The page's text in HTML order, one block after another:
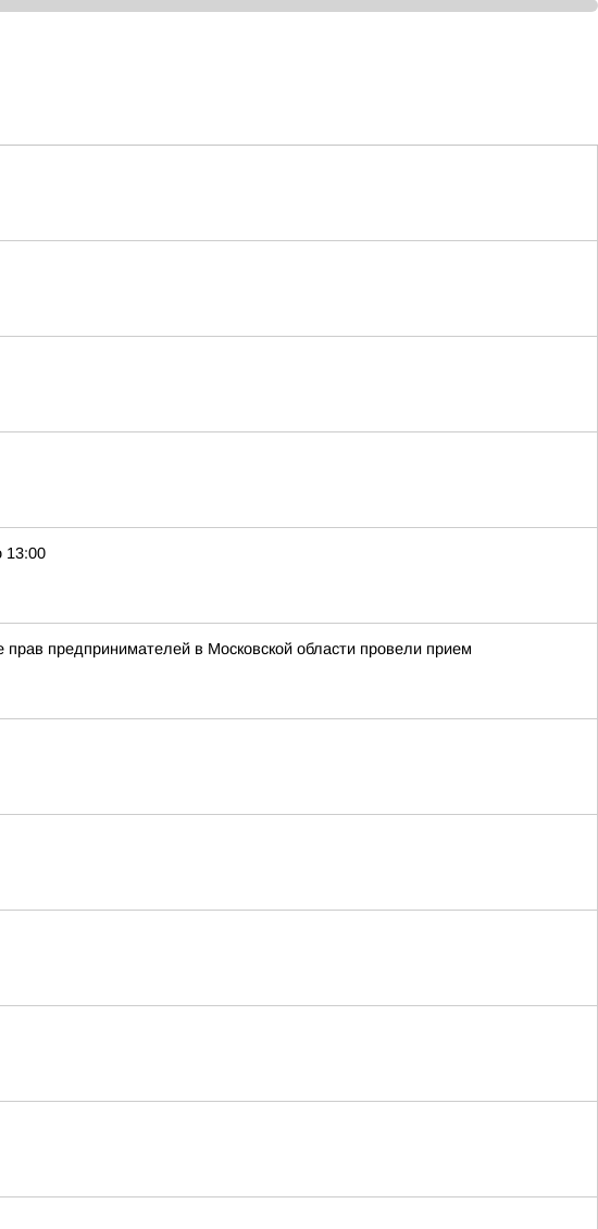
13:00
предпринимателей в Московской области провели прием